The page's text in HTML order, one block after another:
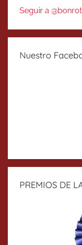
Seguir a
Nuestro
PREMIOS DE